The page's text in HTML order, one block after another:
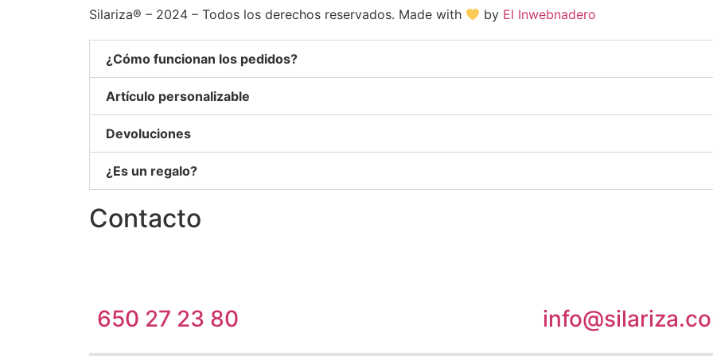
Silariza® – 2024 – Todos los derechos reservados. Made with by El Inwebnadero
¿Cómo funcionan los pedidos?
Artículo personalizable
Devoluciones
¿Es un regalo?
Contacto
650 27 23 80